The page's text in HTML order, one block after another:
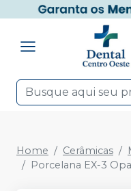
Home Cerâmicas
Porcelana EX-3